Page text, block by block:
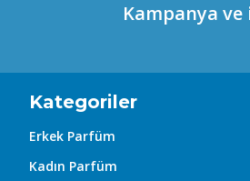
Kampanya
Kategoriler
Erkek Parfüm
Kadın Parfüm